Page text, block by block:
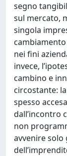
segno
sul mercato,
singola
nei fini
invece,
cambino e
circostante:
spesso
dall’incontro
non
avvenire solo